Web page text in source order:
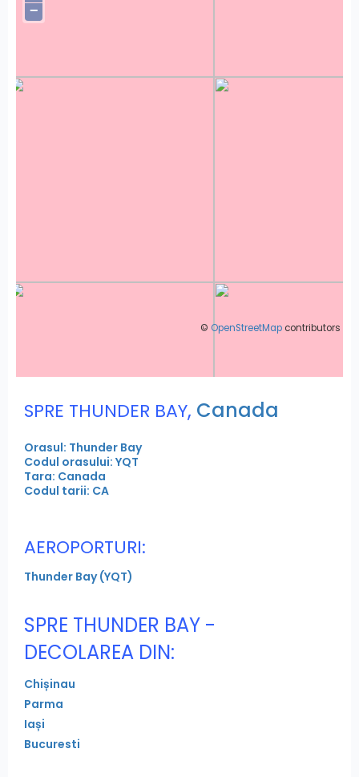
−
© OpenStreetMap contributors
SPRE THUNDER BAY, Canada
Orasul: Thunder Bay
Codul orasului: YQT
Tara: Canada
Codul tarii: CA
AEROPORTURI:
Thunder Bay (YQT)
SPRE THUNDER BAY -
DECOLAREA DIN:
Chișinau
Parma
Iași
Bucuresti